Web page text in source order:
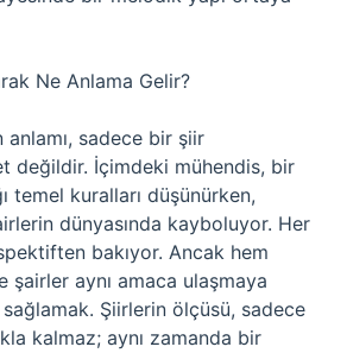
Ne Anlama Gelir?
anlamı, sadece bir şiir
değildir. İçimdeki mühendis, bir
temel kuralları düşünürken,
dünyasında kayboluyor. Her
bakıyor. Ancak hem
şairler aynı amaca ulaşmaya
sağlamak. Şiirlerin ölçüsü, sadece
kalmaz; aynı zamanda bir